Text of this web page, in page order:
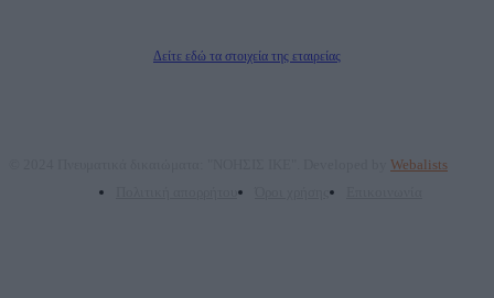
Δείτε εδώ τα στοιχεία της εταιρείας
Webalists